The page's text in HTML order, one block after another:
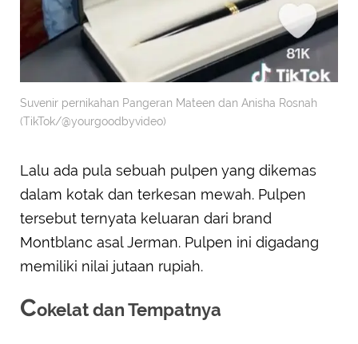
Suvenir pernikahan Pangeran Mateen dan Anisha Rosnah
(TikTok/@yourgoodbyvideo)
Lalu ada pula sebuah pulpen yang dikemas
dalam kotak dan terkesan mewah. Pulpen
tersebut ternyata keluaran dari brand
Montblanc asal Jerman. Pulpen ini digadang
memiliki nilai jutaan rupiah.
Cokelat dan Tempatnya